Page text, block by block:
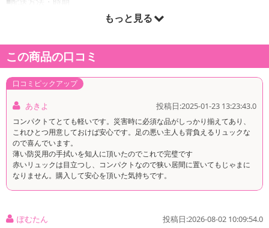
・配送会社：佐川急便、西濃運輸
・配送日時の指定：「発送予定日」に配送日指定の記載がある場合
に、ご利用可能です。
※発送予定日は到着日ではありません。
・商品は「マリンショップ」より出荷します。
商品詳細
もっと見る
この商品の口コミ
口コミピックアップ
あきよ 投稿日:2025-01-23 13:23:43.0
コンパクトてとても軽いです。災害時に必須な品がしっかり揃えてあり、
これひとつ用意しておけば安心です。足の悪い主人も背負えるリュックな
ので喜んでいます。
薄い防災用の手拭いを知人に頂いたのでこれで完璧です
赤いリュックは目立つし、コンパクトなので狭い居間に置いてもじゃまに
なりません。購入して安心を頂いた気持ちです。
ぽむたん 投稿日:2026-08-02 10:09:54.0